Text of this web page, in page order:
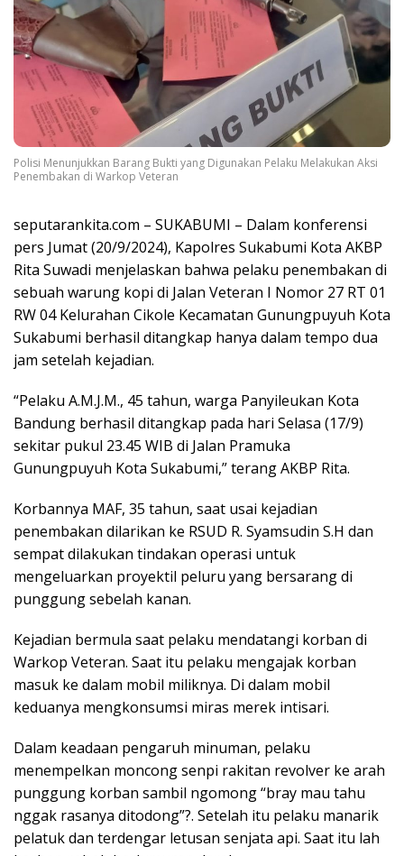
Polisi Menunjukkan Barang Bukti yang Digunakan Pelaku Melakukan Aksi
Penembakan di Warkop Veteran
seputarankita.com – SUKABUMI – Dalam konferensi
pers Jumat (20/9/2024), Kapolres Sukabumi Kota AKBP
Rita Suwadi menjelaskan bahwa pelaku penembakan di
sebuah warung kopi di Jalan Veteran I Nomor 27 RT 01
RW 04 Kelurahan Cikole Kecamatan Gunungpuyuh Kota
Sukabumi berhasil ditangkap hanya dalam tempo dua
jam setelah kejadian.
“Pelaku A.M.J.M., 45 tahun, warga Panyileukan Kota
Bandung berhasil ditangkap pada hari Selasa (17/9)
sekitar pukul 23.45 WIB di Jalan Pramuka
Gunungpuyuh Kota Sukabumi,” terang AKBP Rita.
Korbannya MAF, 35 tahun, saat usai kejadian
penembakan dilarikan ke RSUD R. Syamsudin S.H dan
sempat dilakukan tindakan operasi untuk
mengeluarkan proyektil peluru yang bersarang di
punggung sebelah kanan.
Kejadian bermula saat pelaku mendatangi korban di
Warkop Veteran. Saat itu pelaku mengajak korban
masuk ke dalam mobil miliknya. Di dalam mobil
keduanya mengkonsumsi miras merek intisari.
Dalam keadaan pengaruh minuman, pelaku
menempelkan moncong senpi rakitan revolver ke arah
punggung korban sambil ngomong “bray mau tahu
nggak rasanya ditodong”?. Setelah itu pelaku manarik
pelatuk dan terdengar letusan senjata api. Saat itu lah